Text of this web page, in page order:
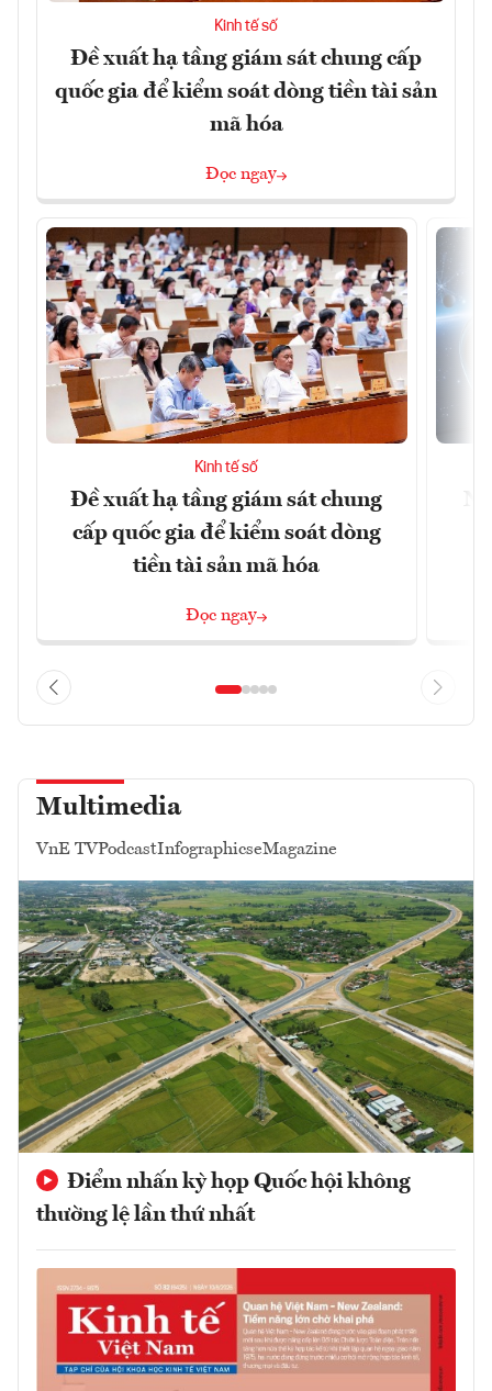
Kinh tế số
Đề xuất hạ tầng giám sát chung cấp
quốc gia để kiểm soát dòng tiền tài sản
mã hóa
Đọc ngay
Kinh tế số
Đề xuất hạ tầng giám sát chung
cấp quốc gia để kiểm soát dòng
tiền tài sản mã hóa
Đọc ngay
Multimedia
VnE TVPodcastInfographicseMagazine
Điểm nhấn kỳ họp Quốc hội không
thường lệ lần thứ nhất